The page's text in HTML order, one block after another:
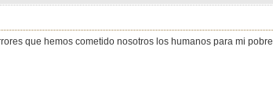
que hemos cometido nosotros los humanos para mi pobre